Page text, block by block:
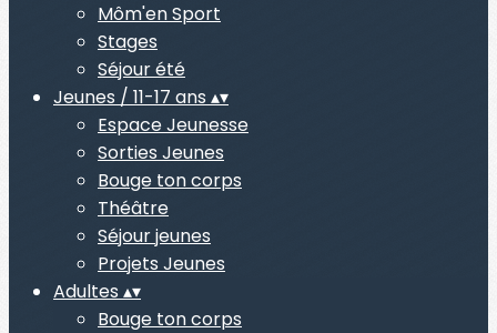
Môm'en Sport
Stages
Séjour été
Jeunes / 11-17 ans ▴▾
Espace Jeunesse
Sorties Jeunes
Bouge ton corps
Théâtre
Séjour jeunes
Projets Jeunes
Adultes ▴▾
Bouge ton corps